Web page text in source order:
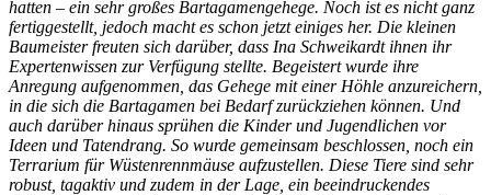
hatten – ein sehr großes Bartagamengehege. Noch ist es nicht ganz
fertiggestellt, jedoch macht es schon jetzt einiges her. Die kleinen
Baumeister freuten sich darüber, dass Ina Schweikardt ihnen ihr
Expertenwissen zur Verfügung stellte. Begeistert wurde ihre
Anregung aufgenommen, das Gehege mit einer Höhle anzureichern,
in die sich die Bartagamen bei Bedarf zurückziehen können. Und
auch darüber hinaus sprühen die Kinder und Jugendlichen vor
Ideen und Tatendrang. So wurde gemeinsam beschlossen, noch ein
Terrarium für Wüstenrennmäuse aufzustellen. Diese Tiere sind sehr
robust, tagaktiv und zudem in der Lage, ein beeindruckendes